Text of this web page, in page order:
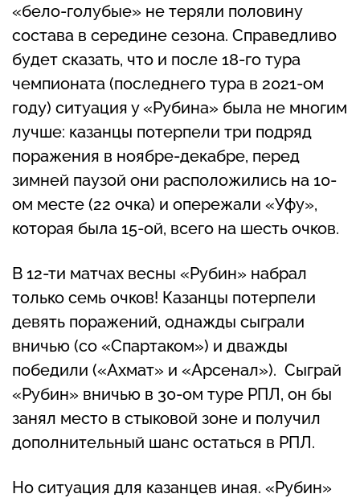
«бело-голубые» не теряли половину
состава в середине сезона. Справедливо
будет сказать, что и после 18-го тура
чемпионата (последнего тура в 2021-ом
году) ситуация у «Рубина» была не многим
лучше: казанцы потерпели три подряд
поражения в ноябре-декабре, перед
зимней паузой они расположились на 10-
ом месте (22 очка) и опережали «Уфу»,
которая была 15-ой, всего на шесть очков.
В 12-ти матчах весны «Рубин» набрал
только семь очков! Казанцы потерпели
девять поражений, однажды сыграли
вничью (со «Спартаком») и дважды
победили («Ахмат» и «Арсенал»). Сыграй
«Рубин» вничью в 30-ом туре РПЛ, он бы
занял место в стыковой зоне и получил
дополнительный шанс остаться в РПЛ.
Но ситуация для казанцев иная. «Рубин»